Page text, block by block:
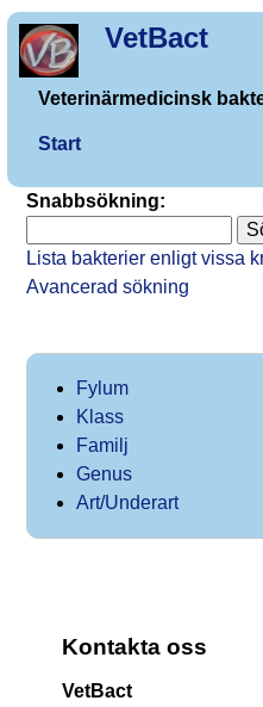
VetBact
Veterinärmedicinsk
Start
Snabbsökning:
Lista bakterier enligt vissa
Avancerad sökning
Fylum
Klass
Familj
Genus
Art/Underart
Kontakta oss
VetBact